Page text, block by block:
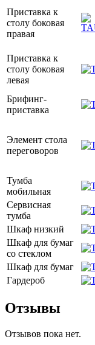
Приставка к
столу боковая
правая
Приставка к
столу боковая
левая
Брифинг-
приставка
Элемент стола
переговоров
Тумба
мобильная
Сервисная
тумба
Шкаф низкий
Шкаф для бумаг
со стеклом
Шкаф для бумаг
Гардероб
Отзывы
Отзывов пока нет.